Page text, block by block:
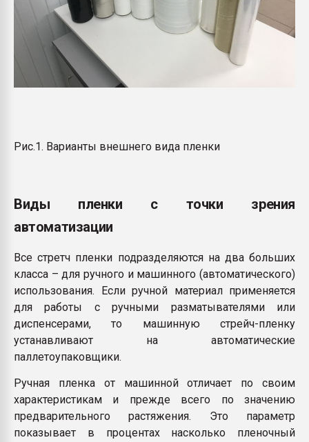
Рис.1. Варианты внешнего вида пленки
Виды пленки с точки зрения
автоматизации
Все стретч пленки подразделяются на два больших
класса – для ручного и машинного (автоматического)
использования. Если ручной материал применяется
для работы с ручными разматывателями или
диспенсерами, то машинную стрейч-пленку
устанавливают на автоматические
паллетоупаковщики.
Ручная пленка от машинной отличает по своим
характеристикам и прежде всего по значению
предварительного растяжения. Это параметр
показывает в процентах насколько пленочный